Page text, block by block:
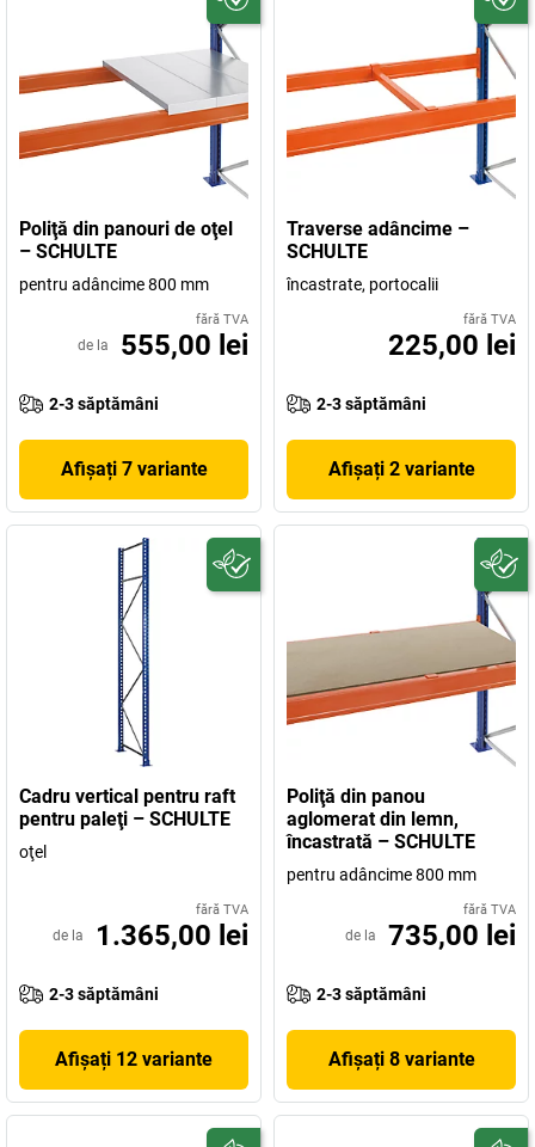
Poliţă din panouri de oţel
– SCHULTE
pentru adâncime 800 mm
fără TVA
de la 555,00 lei
2-3 săptămâni
Afișați 7 variante
Traverse adâncime –
SCHULTE
încastrate, portocalii
fără TVA
225,00 lei
2-3 săptămâni
Afișați 2 variante
Cadru vertical pentru raft
pentru paleţi – SCHULTE
oţel
fără TVA
de la 1.365,00 lei
2-3 săptămâni
Afișați 12 variante
Poliţă din panou
aglomerat din lemn,
încastrată – SCHULTE
pentru adâncime 800 mm
fără TVA
de la 735,00 lei
2-3 săptămâni
Afișați 8 variante